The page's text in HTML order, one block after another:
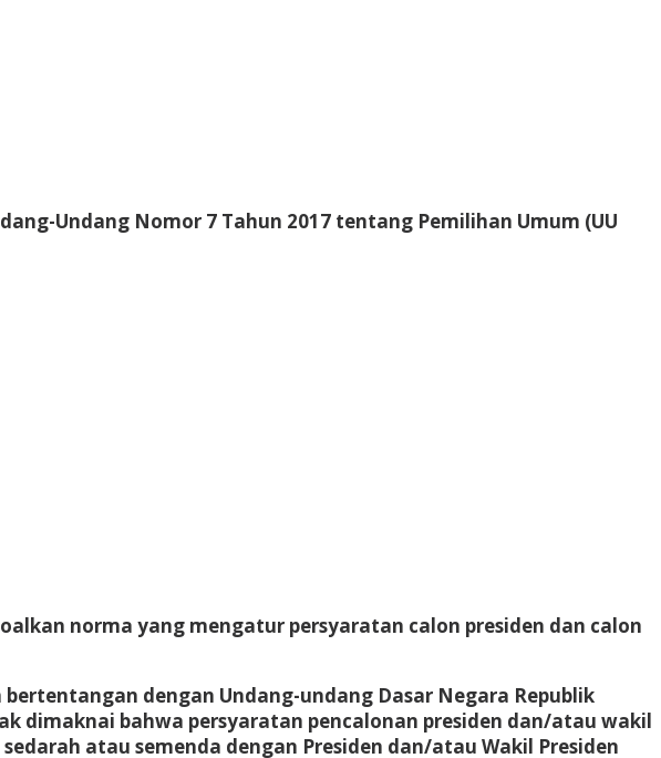
Undang Nomor 7 Tahun 2017 tentang Pemilihan Umum (UU
norma yang mengatur persyaratan calon presiden dan calon
dengan Undang-undang Dasar Negara Republik
dimaknai bahwa persyaratan pencalonan presiden dan/atau wakil
atau semenda dengan Presiden dan/atau Wakil Presiden